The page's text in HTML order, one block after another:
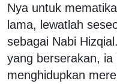
Nya untuk
lama, lewatlah
sebagai Nabi
yang berserakan, ia
menghidupkan